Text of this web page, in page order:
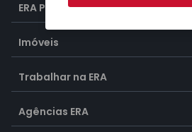
ERA Portugal
Imóveis
Trabalhar na ERA
Agências ERA